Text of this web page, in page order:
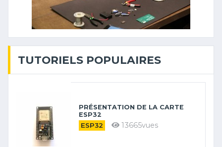
TUTORIELS POPULAIRES
PRÉSENTATION DE LA CARTE
ESP32
ESP32 13665vues